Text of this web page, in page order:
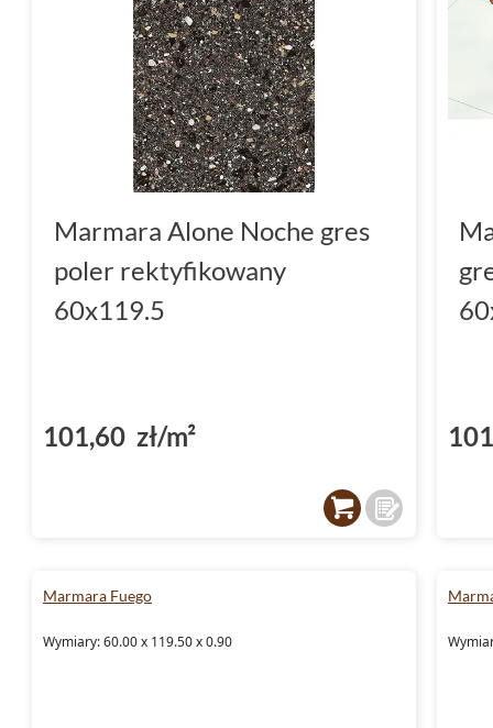
Marmara Alone Noche gres
poler rektyfikowany
60x119.5
101,60 zł/m²
Marmara Fuego
Wymiary: 60.00 x 119.50 x 0.90